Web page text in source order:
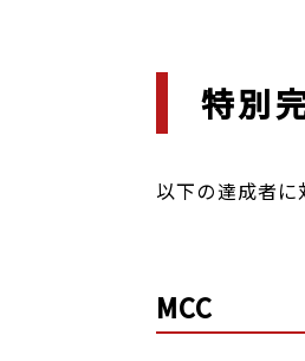
特別
以下の達成者に
MCC